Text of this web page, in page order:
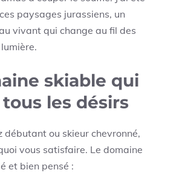
paysages jurassiens, un
vivant qui change au fil des
skiable qui
les désirs
débutant ou skieur chevronné,
vous satisfaire. Le domaine
et bien pensé :